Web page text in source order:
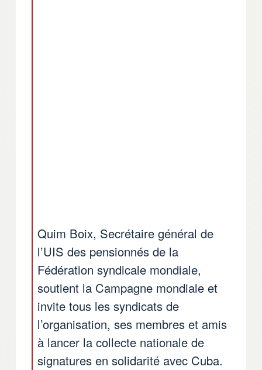
Quim Boix, Secrétaire général de
l’UIS des pensionnés de la
Fédération syndicale mondiale,
soutient la Campagne mondiale et
invite tous les syndicats de
l’organisation, ses membres et amis
à lancer la collecte nationale de
signatures en solidarité avec Cuba.